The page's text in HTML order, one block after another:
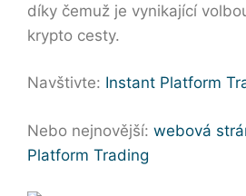
díky čemuž je vynikající
krypto cesty.
Navštivte: Instant Platform
Nebo nejnovější: webová
Platform Trading